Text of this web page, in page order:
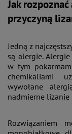
Jak
przyczyną
Jedną z
są alergie.
w tym
chemikaliami
wywołane
nadmierne lizanie
Rozwiązaniem